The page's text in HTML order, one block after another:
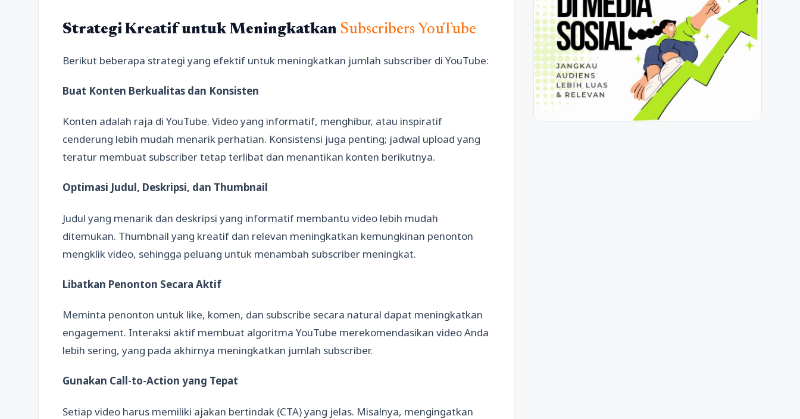
Strategi Kreatif untuk Meningkatkan Subscribers YouTube
Berikut beberapa strategi yang efektif untuk meningkatkan jumlah subscriber di YouTube:
Buat Konten Berkualitas dan Konsisten
Konten adalah raja di YouTube. Video yang informatif, menghibur, atau inspiratif
cenderung lebih mudah menarik perhatian. Konsistensi juga penting; jadwal upload yang
teratur membuat subscriber tetap terlibat dan menantikan konten berikutnya.
Optimasi Judul, Deskripsi, dan Thumbnail
Judul yang menarik dan deskripsi yang informatif membantu video lebih mudah
ditemukan. Thumbnail yang kreatif dan relevan meningkatkan kemungkinan penonton
mengklik video, sehingga peluang untuk menambah subscriber meningkat.
Libatkan Penonton Secara Aktif
Meminta penonton untuk like, komen, dan subscribe secara natural dapat meningkatkan
engagement. Interaksi aktif membuat algoritma YouTube merekomendasikan video Anda
lebih sering, yang pada akhirnya meningkatkan jumlah subscriber.
Gunakan Call-to-Action yang Tepat
Setiap video harus memiliki ajakan bertindak (CTA) yang jelas. Misalnya, mengingatkan